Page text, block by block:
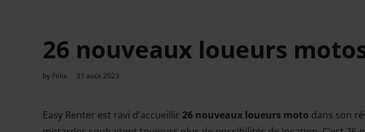
26 nouveaux loueurs
by Félix 31 août 2023
Easy Renter est ravi d’accueillir 26 nouveaux loueurs moto dans son